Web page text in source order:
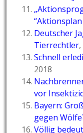
Deutscher
Tierrechtler
Schnell
2018
vor
Bayern:
gegen
Völlig